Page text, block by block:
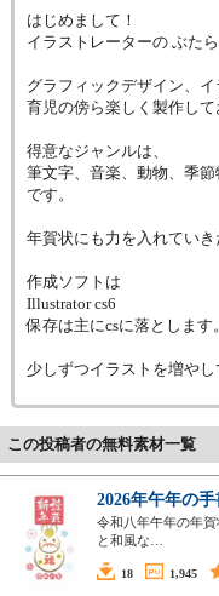
はじめまして！
イラストレーターの ぶた
グラフィックデザイン、
育児の傍ら楽しく製作して
得意なジャンルは、
筆文字、音楽、動物、季節
です。
年賀状にも力を入れていき
作成ソフトは
Illustrator cs6
保存は主にcsに落とします。
少しずつイラストを増や
この投稿者の無料素材一覧
2026年午年の
令和八年午年の年
と和風な…
18 1,945